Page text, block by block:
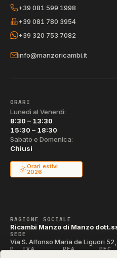
+39 081 599 1998
+39 081 780 3954
+39 320 753 7082
info@manzoricambi.it
ORARI
Lunedì al Venerdì:
8:30 – 13:30
15:30 – 18:30
Sabato e Domenica:
Chiusi
Orari estivi
2026
RAGIONE SOCIALE
Ricambi Manzo di Manzo
SEDE
Via S. Alfonso Maria de Liguori
P. IVA REA PEC